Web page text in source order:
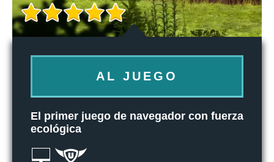
AL JUEGO
El primer juego de navegador con fuerza
ecológica